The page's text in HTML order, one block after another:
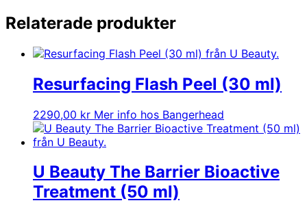
Relaterade produkter
Resurfacing Flash Peel (30 ml)
2290,00 kr Mer info hos Bangerhead
U Beauty The Barrier Bioactive
Treatment (50 ml)